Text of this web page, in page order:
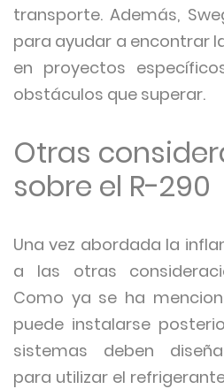
transporte. Además,
para ayudar a encontrar
en proyectos
obstáculos que superar.
Otras
sobre el R-290
Una vez abordada la
a las otras
Como ya se ha
puede instalarse
sistemas deben
para utilizar el